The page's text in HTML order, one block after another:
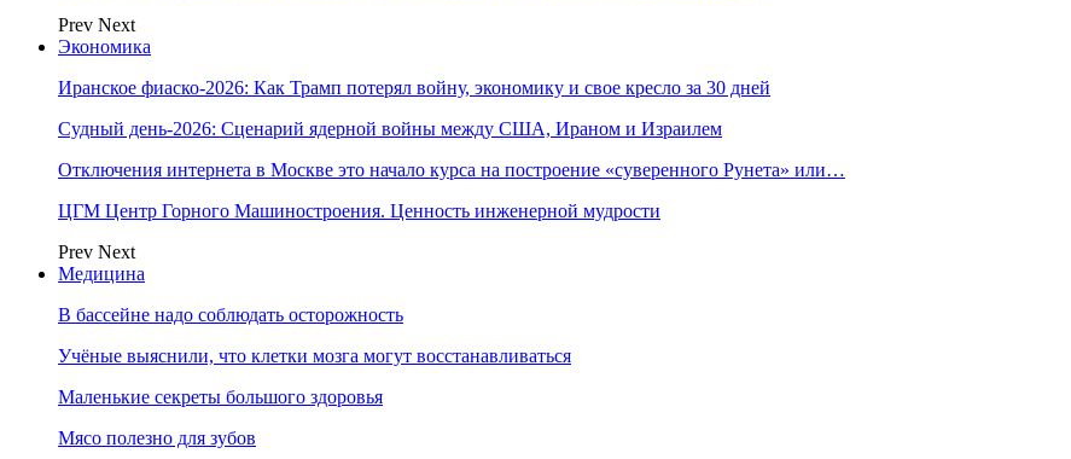
Prev Next
Экономика
Иранское фиаско-2026: Как Трамп потерял войну, экономику и свое кресло за 30 дней
Судный день-2026: Сценарий ядерной войны между США, Ираном и Израилем
Отключения интернета в Москве это начало курса на построение «суверенного Рунета» или…
ЦГМ Центр Горного Машиностроения. Ценность инженерной мудрости
Prev Next
Медицина
В бассейне надо соблюдать осторожность
Учёные выяснили, что клетки мозга могут восстанавливаться
Маленькие секреты большого здоровья
Мясо полезно для зубов